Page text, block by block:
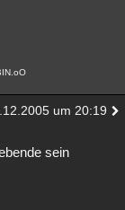
English
um 20:19
sein